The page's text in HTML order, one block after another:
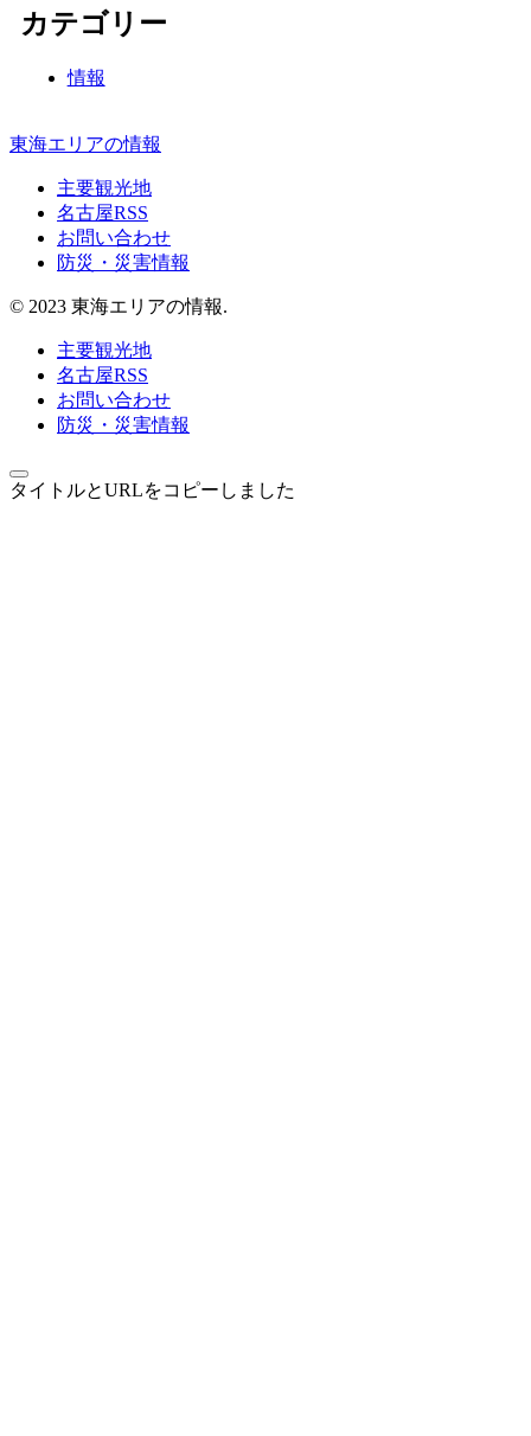
カテゴリー
情報
東海エリアの情報
主要観光地
名古屋RSS
お問い合わせ
防災・災害情報
© 2023 東海エリアの情報.
主要観光地
名古屋RSS
お問い合わせ
防災・災害情報
タイトルとURLをコピーしました